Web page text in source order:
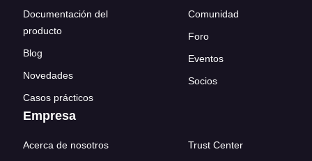
Documentación del
producto
Blog
Novedades
Casos prácticos
Comunidad
Foro
Eventos
Socios
Empresa
Acerca de nosotros
Trust Center